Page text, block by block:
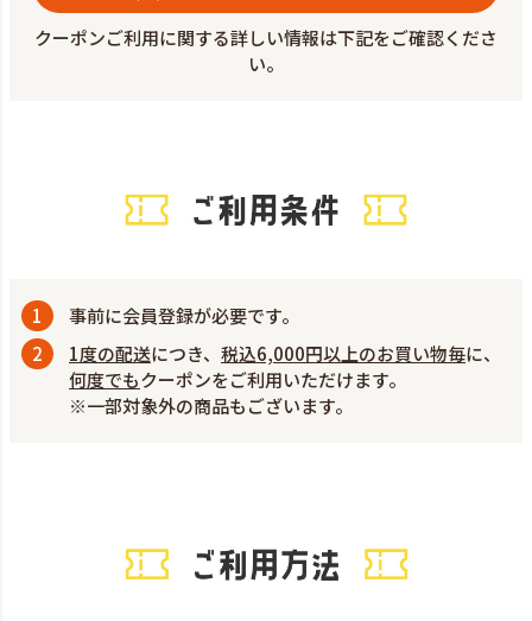
クーポンご利用に関する詳しい情報は下記をご確認くださ
い。
事前に会員登録が必要です。
1度の配送につき、 税込6,000円以上のお買い物毎に、
何度でもクーポンをご利用いただけます。
※一部対象外の商品もございます。